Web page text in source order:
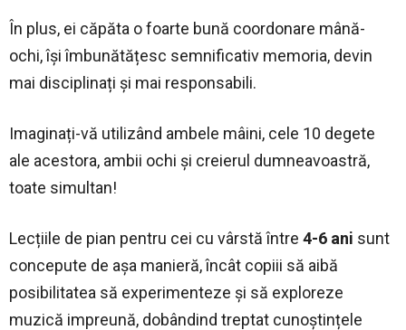
În plus, ei căpăta o foarte bună coordonare mână-
ochi, își îmbunătățesc semnificativ memoria, devin
mai disciplinați și mai responsabili.
Imaginați-vă utilizând ambele mâini, cele 10 degete
ale acestora, ambii ochi și creierul dumneavoastră,
toate simultan!
Lecțiile de pian pentru cei cu vârstă între 4-6 ani sunt
concepute de așa manieră, încât copiii să aibă
posibilitatea să experimenteze și să exploreze
muzică impreună, dobândind treptat cunoștințele